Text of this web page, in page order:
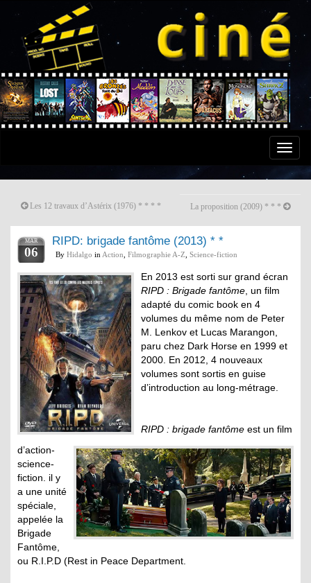
Toggle
Les 12 travaux d’Astérix (1976) * * * * La proposition (2009) * * *
MAR
06
RIPD: brigade fantôme (2013) * *
By Hidalgo in Action Filmographie A-Z Science-fiction
En 2013 est sorti sur grand écran
RIPD : Brigade fantôme , un film
adapté du comic book en 4
volumes du même nom de Peter
M. Lenkov et Lucas Marangon,
paru chez Dark Horse en 1999 et
2000. En 2012, 4 nouveaux
volumes sont sortis en guise
d’introduction au long-métrage.
RIPD : brigade fantôme est un film
d’action-
science-
fiction. il y
a une unité
spéciale,
appelée la
Brigade
Fantôme,
ou R.I.P.D (Rest in Peace Department.